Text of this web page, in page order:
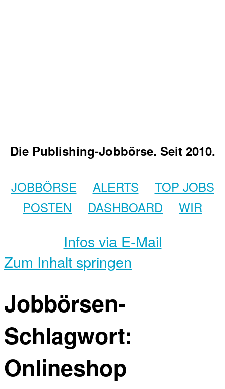
Die Publishing-Jobbörse. Seit 2010.
JOBBÖRSE ALERTS
TOP JOBS
POSTEN
DASHBOARD WIR
Infos via E-Mail
Zum Inhalt springen
Jobbörsen-
Schlagwort:
Onlineshop